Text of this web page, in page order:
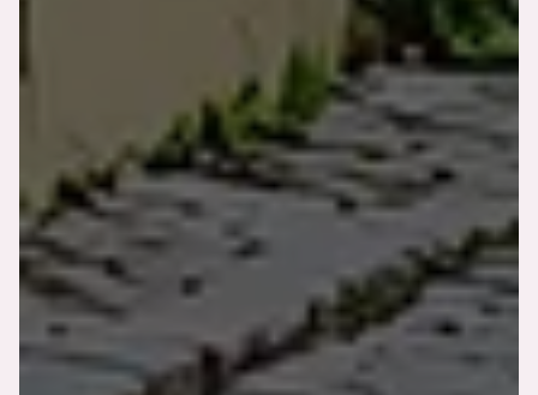
Nos chambres
Nos services